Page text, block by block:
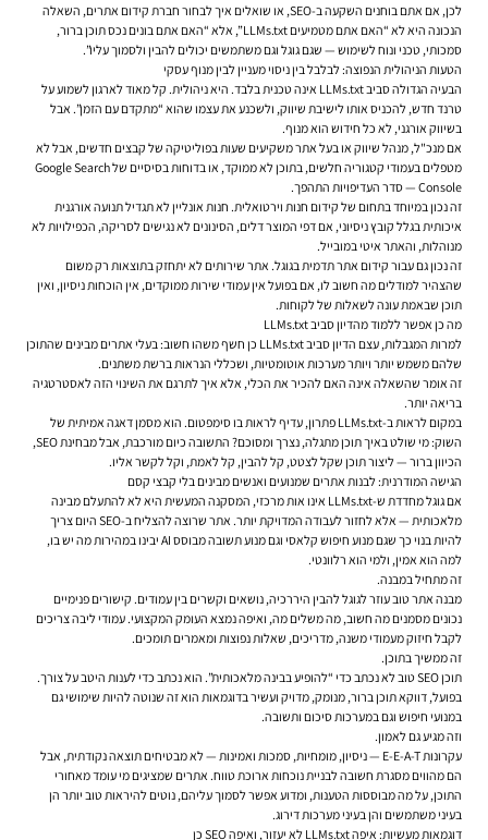
לכן, אם אתם בוחנים השקעה ב-SEO, או שואלים איך לבחור חברת קידום אתרים, השאלה
הנכונה היא לא “האם אתם מטמיעים LLMs.txt”, אלא “האם אתם בונים נכס תוכן ברור,
סמכותי, טכני ונוח לשימוש — שגם גוגל וגם משתמשים יכולים להבין ולסמוך עליו”.
הטעות הניהולית הנפוצה: לבלבל בין ניסוי מעניין לבין מנוף עסקי
הבעיה הגדולה סביב LLMs.txt אינה טכנית בלבד. היא ניהולית. קל מאוד לארגון לשמוע על
טרנד חדש, להכניס אותו לישיבת שיווק, ולשכנע את עצמו שהוא “מתקדם עם הזמן”. אבל
בשיווק אורגני, לא כל חידוש הוא מנוף.
אם מנכ"ל, מנהל שיווק או בעל אתר משקיעים שעות בפוליטיקה של קבצים חדשים, אבל לא
מטפלים בעמודי קטגוריה חלשים, בתוכן לא ממוקד, או בדוחות בסיסיים של Google Search
Console — סדר העדיפויות התהפך.
זה נכון במיוחד בתחום של קידום חנות וירטואלית. חנות אונליין לא תגדיל תנועה אורגנית
איכותית בגלל קובץ ניסיוני, אם דפי המוצר דלים, הסינונים לא נגישים לסריקה, הכפילויות לא
מנוהלות, והאתר איטי במובייל.
זה נכון גם עבור קידום אתר תדמית בגוגל. אתר שירותים לא יתחזק בתוצאות רק משום
שהצהיר למודלים מה חשוב לו, אם בפועל אין עמודי שירות ממוקדים, אין הוכחות ניסיון, ואין
תוכן שבאמת עונה לשאלות של לקוחות.
מה כן אפשר ללמוד מהדיון סביב LLMs.txt
למרות המגבלות, עצם הדיון סביב LLMs.txt כן חשף משהו חשוב: בעלי אתרים מבינים שהתוכן
שלהם משמש יותר ויותר מערכות אוטומטיות, ושכללי הנראות ברשת משתנים.
זה אומר שהשאלה אינה האם להכיר את הכלי, אלא איך לתרגם את השינוי הזה לאסטרטגיה
בריאה יותר.
במקום לראות ב-LLMs.txt פתרון, עדיף לראות בו סימפטום. הוא מסמן דאגה אמיתית של
השוק: מי שולט באיך תוכן מתגלה, נצרך ומסוכם? התשובה כיום מורכבת, אבל מבחינת SEO,
הכיוון ברור — ליצור תוכן שקל לצטט, קל להבין, קל לאמת, וקל לקשר אליו.
הגישה המודרנית: לבנות אתרים שמנועים ואנשים מבינים בלי קבצי קסם
אם גוגל מחדדת ש-LLMs.txt אינו אות מרכזי, המסקנה המעשית היא לא להתעלם מבינה
מלאכותית — אלא לחזור לעבודה המדויקת יותר. אתר שרוצה להצליח ב-SEO היום צריך
להיות בנוי כך שגם מנוע חיפוש קלאסי וגם מנוע תשובה מבוסס AI יבינו במהירות מה יש בו,
למה הוא אמין, ולמי הוא רלוונטי.
זה מתחיל במבנה.
מבנה אתר טוב עוזר לגוגל להבין היררכיה, נושאים וקשרים בין עמודים. קישורים פנימיים
נכונים מסמנים מה חשוב, מה משלים מה, ואיפה נמצא העומק המקצועי. עמודי ליבה צריכים
לקבל חיזוק מעמודי משנה, מדריכים, שאלות נפוצות ומאמרים תומכים.
זה ממשיך בתוכן.
תוכן SEO טוב לא נכתב כדי “להופיע בבינה מלאכותית”. הוא נכתב כדי לענות היטב על צורך.
בפועל, דווקא תוכן ברור, מנומק, מדויק ועשיר בדוגמאות הוא זה שנוטה להיות שימושי גם
במנועי חיפוש וגם במערכות סיכום ותשובה.
וזה מגיע גם לאמון.
עקרונות E-E-A-T — ניסיון, מומחיות, סמכות ואמינות — לא מבטיחים תוצאה נקודתית, אבל
הם מהווים מסגרת חשובה לבניית נוכחות ארוכת טווח. אתרים שמציגים מי עומד מאחורי
התוכן, על מה מבוססות הטענות, ומדוע אפשר לסמוך עליהם, נוטים להיראות טוב יותר הן
בעיני משתמשים והן בעיני מערכות דירוג.
דוגמאות מעשיות: איפה LLMs.txt לא יעזור, ואיפה SEO כן